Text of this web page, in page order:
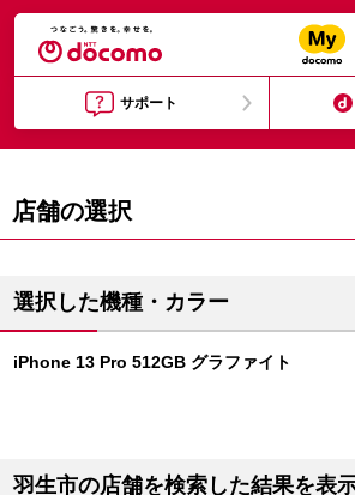
サポート
店舗の選択
選択した機種・カラー
iPhone 13 Pro 512GB グラファイト
羽生市の店舗を検索した結果を表